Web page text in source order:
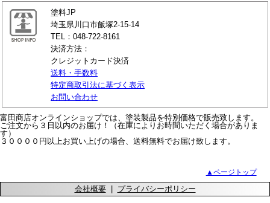
塗料JP
埼玉県川口市飯塚2-15-14
TEL：048-722-8161
決済方法：
クレジットカード決済
送料・手数料
特定商取引法に基づく表示
お問い合わせ
富田商店オンラインショップでは、塗装製品を特別価格で販売致します。
ご注文から３日以内のお届け！（在庫によりお時間いただく場合がありま
す）
３００００円以上お買い上げの場合、送料無料でお届け致します。
▲ページトップ
会社概要| プライバシーポリシー